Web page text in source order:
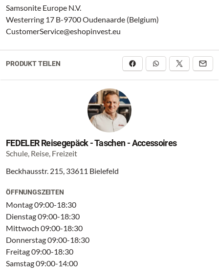
Samsonite Europe N.V.
Westerring 17 B-9700 Oudenaarde (Belgium)
CustomerService@eshopinvest.eu
PRODUKT TEILEN
FEDELER Reisegepäck - Taschen - Accessoires
Schule, Reise, Freizeit
Beckhausstr. 215, 33611 Bielefeld
ÖFFNUNGSZEITEN
Montag 09:00-18:30
Dienstag 09:00-18:30
Mittwoch 09:00-18:30
Donnerstag 09:00-18:30
Freitag 09:00-18:30
Samstag 09:00-14:00